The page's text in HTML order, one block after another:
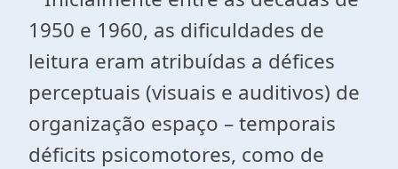
1950 e 1960, as dificuldades de
leitura eram atribuídas a défices
perceptuais (visuais e auditivos) de
organização espaço – temporais
déficits psicomotores, como de